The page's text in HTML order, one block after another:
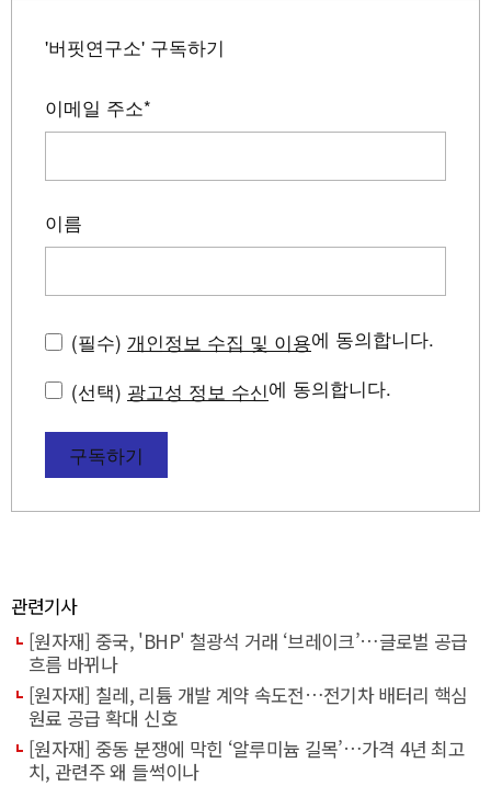
'버핏연구소' 구독하기
이메일 주소*
이름
(필수) 개인정보 수집 및 이용에 동의합니다.
(선택) 광고성 정보 수신에 동의합니다.
구독하기
관련기사
[원자재] 중국, 'BHP' 철광석 거래 ‘브레이크’…글로벌 공급
흐름 바뀌나
[원자재] 칠레, 리튬 개발 계약 속도전…전기차 배터리 핵심
원료 공급 확대 신호
[원자재] 중동 분쟁에 막힌 ‘알루미늄 길목’…가격 4년 최고
치, 관련주 왜 들썩이나